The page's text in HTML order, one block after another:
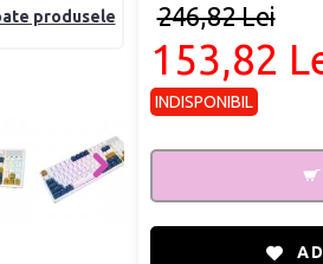
produsele 246,82 Lei
153,82
INDISPONIBIL